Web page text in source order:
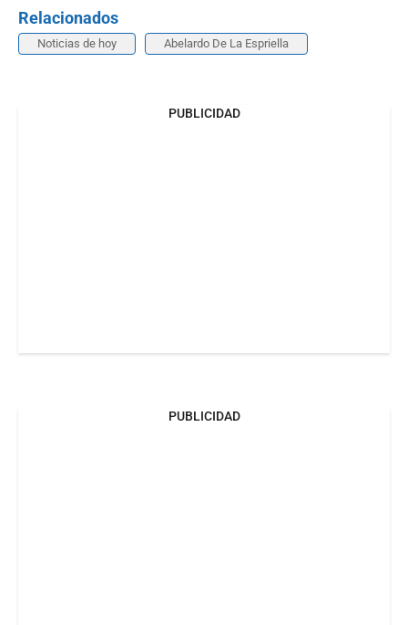
Relacionados
Noticias de hoy Abelardo De La Espriella
PUBLICIDAD
PUBLICIDAD